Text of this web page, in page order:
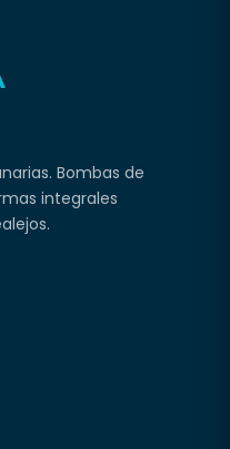
Bombas de
integrales